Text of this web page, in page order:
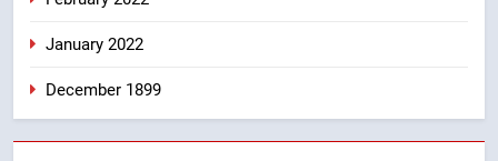
January 2022
December 1899